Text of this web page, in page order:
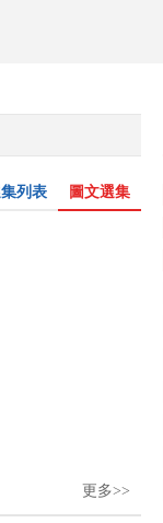
圖文選集
列表
更多>>